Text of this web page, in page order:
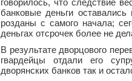
говорилось, что следствие
банковые деньги
розданы с самого начала;
деньгах отсрочек более не
В результате дворцового
гвардейцы отдали его
дворянских банков так и